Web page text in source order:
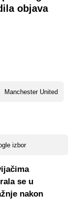
objava
Manchester United
izbor
se u
nakon